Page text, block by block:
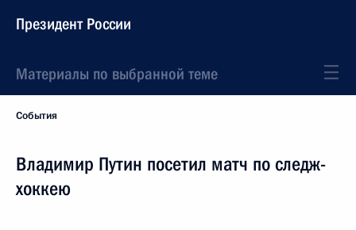
Президент России
Материалы по выбранной теме
События
Владимир Путин посетил матч по следж-
хоккею